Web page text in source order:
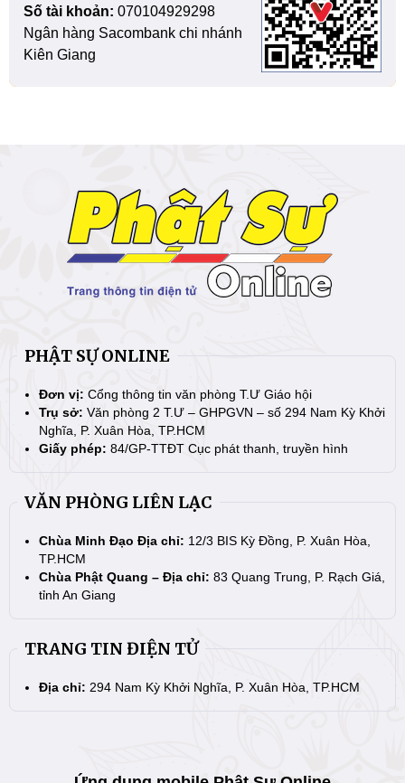
Số tài khoản: 070104929298
Ngân hàng Sacombank chi nhánh
Kiên Giang
PHẬT SỰ ONLINE
Đơn vị: Cổng thông tin văn phòng T.Ư Giáo hội
Trụ sở: Văn phòng 2 T.Ư – GHPGVN – số 294 Nam Kỳ Khởi
Nghĩa, P. Xuân Hòa, TP.HCM
Giấy phép: 84/GP-TTĐT Cục phát thanh, truyền hình
VĂN PHÒNG LIÊN LẠC
Chùa Minh Đạo Địa chỉ: 12/3 BIS Kỳ Đồng, P. Xuân Hòa,
TP.HCM
Chùa Phật Quang – Địa chỉ: 83 Quang Trung, P. Rạch Giá,
tỉnh An Giang
TRANG TIN ĐIỆN TỬ
Địa chỉ: 294 Nam Kỳ Khởi Nghĩa, P. Xuân Hòa, TP.HCM